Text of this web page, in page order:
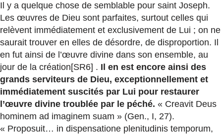
Il y a quelque chose de semblable pour saint Joseph.
Les œuvres de Dieu sont parfaites, surtout celles qui
relèvent immédiatement et exclusivement de Lui ; on ne
saurait trouver en elles de désordre, de disproportion. Il
en fut ainsi de l’œuvre divine dans son ensemble, au
jour de la création[SR6] . Il en est encore ainsi des
grands serviteurs de Dieu, exceptionnellement et
immédiatement suscités par Lui pour restaurer
l’œuvre divine troublée par le péché. « Creavit Deus
hominem ad imaginem suam » (Gen., I, 27).
« Proposuit… in dispensatione plenitudinis temporum,